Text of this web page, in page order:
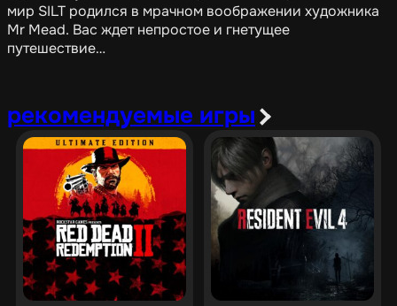
мир SILT родился в мрачном воображении художника
Mr Mead. Вас ждет непростое и гнетущее
путешествие…
рекомендуемые игры